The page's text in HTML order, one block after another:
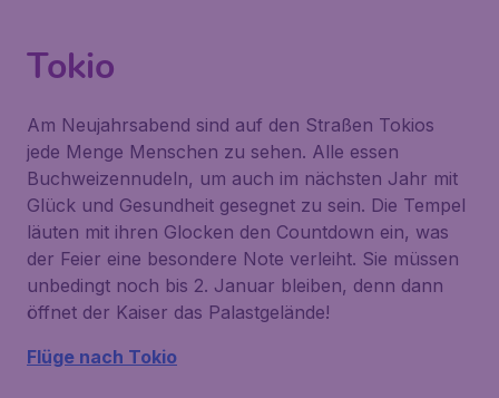
Tokio
Am Neujahrsabend sind auf den Straßen Tokios
jede Menge Menschen zu sehen. Alle essen
Buchweizennudeln, um auch im nächsten Jahr mit
Glück und Gesundheit gesegnet zu sein. Die Tempel
läuten mit ihren Glocken den Countdown ein, was
der Feier eine besondere Note verleiht. Sie müssen
unbedingt noch bis 2. Januar bleiben, denn dann
öffnet der Kaiser das Palastgelände!
Flüge nach Tokio